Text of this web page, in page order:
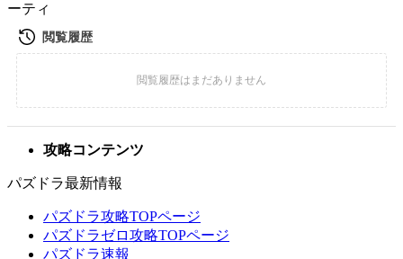
ーティ
攻略コンテンツ
パズドラ最新情報
パズドラ攻略TOPページ
パズドラゼロ攻略TOPページ
パズドラ速報